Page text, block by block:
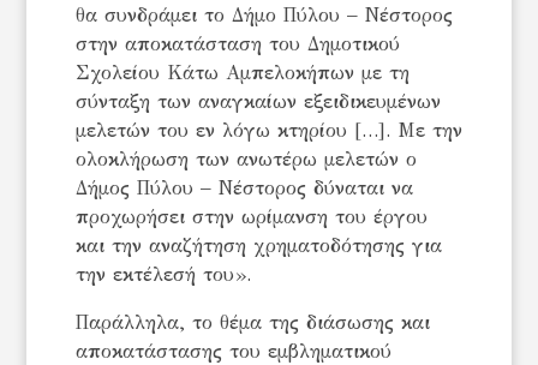
θα συνδράμει το Δήμο Πύλου – Νέστορος
στην αποκατάσταση του Δημοτικού
Σχολείου Κάτω Αμπελοκήπων με τη
σύνταξη των αναγκαίων εξειδικευμένων
μελετών του εν λόγω κτηρίου […]. Με την
ολοκλήρωση των ανωτέρω μελετών ο
Δήμος Πύλου – Νέστορος δύναται να
προχωρήσει στην ωρίμανση του έργου
και την αναζήτηση χρηματοδότησης για
την εκτέλεσή του».
Παράλληλα, το θέμα της διάσωσης και
αποκατάστασης του εμβληματικού